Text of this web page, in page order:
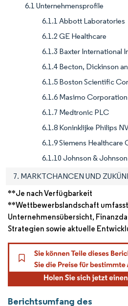
6.1 Unternehmensprofile
6.1.1 Abbott Laboratories
6.1.2 GE Healthcare
6.1.3 Baxter International
6.1.4 Becton, Dickinson
6.1.5 Boston Scientific
6.1.6 Masimo Corporation
6.1.7 Medtronic PLC
6.1.8 Koninklijke Philips
6.1.9 Siemens Healthcare
6.1.10 Johnson & Johnson
7. MARKTCHANCEN UND
**Je nach Verfügbarkeit
**Wettbewerbslandschaft
Unternehmensübersicht,
Strategien sowie aktuelle
Berichtsumfang des